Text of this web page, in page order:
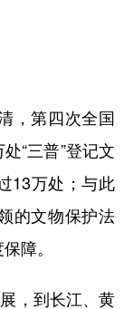
第四次全国
“三普”登记文
13万处；与此
的文物保护法
障。
，到长江、黄